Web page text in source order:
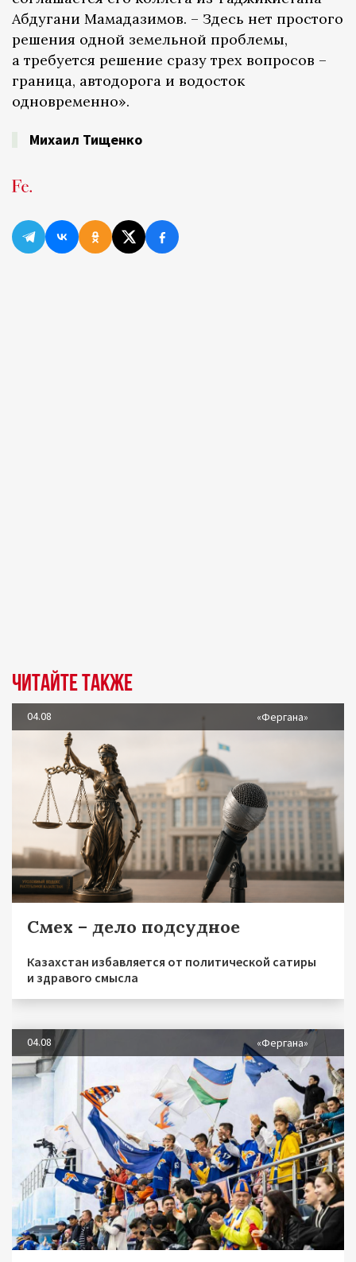
Абдугани Мамадазимов. – Здесь нет простого
решения одной земельной проблемы,
а требуется решение сразу трех вопросов –
граница, автодорога и водосток
одновременно».
Михаил Тищенко
Читайте также
04.08 «Фергана»
Смех – дело подсудное
Казахстан избавляется от политической сатиры
и здравого смысла
04.08 «Фергана»